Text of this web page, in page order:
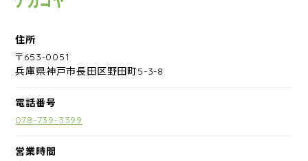
住所
〒653-0051
兵庫県神戸市長田区野田町5-3-8
電話番号
078-739-3399
営業時間